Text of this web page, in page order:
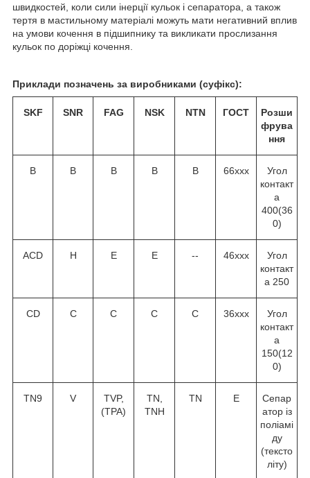
швидкостей, коли сили інерції кульок і сепаратора, а також
тертя в мастильному матеріалі можуть мати негативний вплив
на умови кочення в підшипнику та викликати прослизання
кульок по доріжці кочення.
Приклади позначень за виробниками (суфікс):
SKF SNR FAG NSK NTN ГОСТ
Розши
фрува
ння
В В В В В 66ххх
Угол
контакт
а
400(36
0)
ACD H E E -- 46ххх
Угол
контакт
а 250
CD C C C C 36ххх
Угол
контакт
а
150(12
0)
TN9 V
TVP,
(TPA)
TN,
TNH
TN Е
Сепар
атор із
поліамі
ду
(тексто
літу)